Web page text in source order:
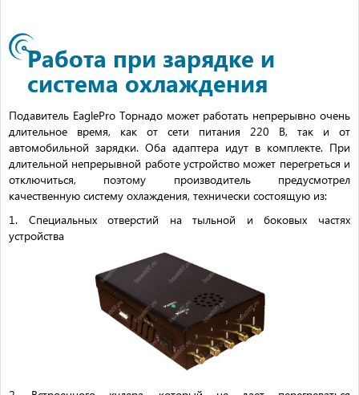
Работа при зарядке и
система охлаждения
Подавитель EaglePro Торнадо может работать непрерывно очень
длительное время, как от сети питания 220 В, так и от
автомобильной зарядки. Оба адаптера идут в комплекте. При
длительной непрерывной работе устройство может перегреться и
отключиться, поэтому производитель предусмотрел
качественную систему охлаждения, технически состоящую из:
1. Специальных отверстий на тыльной и боковых частях
устройства